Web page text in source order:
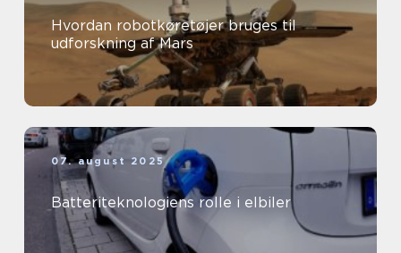
Hvordan robotkøretøjer bruges til
udforskning af Mars
07. august 2025
Batteriteknologiens rolle i elbiler